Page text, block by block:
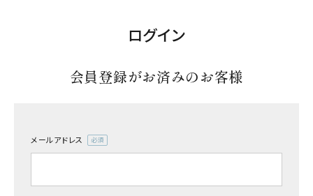
ようこそ ゲスト 様
商品カテゴリー
お酒別オススメ
ログイン
会員登録がお済みのお客様
メールアドレス
(必